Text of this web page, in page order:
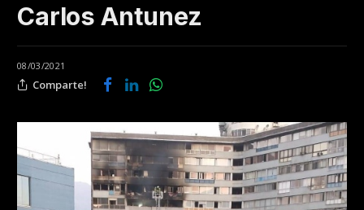
Carlos Antunez
08/03/2021
Comparte!